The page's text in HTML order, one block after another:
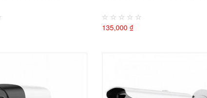
135,000 ₫